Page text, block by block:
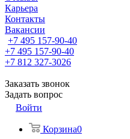
Карьера
Контакты
Вакансии
+7 495 157-90-40
+7 495 157-90-40
+7 812 327-3026
Заказать звонок
Задать вопрос
Войти
Корзина0